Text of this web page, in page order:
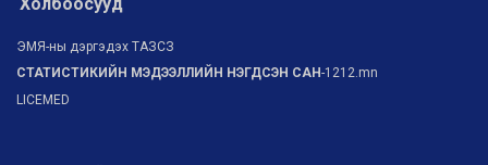
ЭМЯ-ны дэргэдэх ТАЗСЗ
СТАТИСТИКИЙН МЭДЭЭЛЛИЙН НЭГДСЭН САН-1212.mn
LICEMED